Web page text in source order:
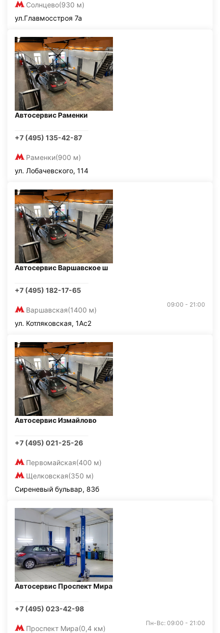
Солнцево(930 м)
ул.Главмосстроя 7а
Автосервис Раменки
+7 (495) 135-42-87
Раменки(900 м)
ул. Лобачевского, 114
Автосервис Варшавское ш
+7 (495) 182-17-65
Варшавская(1400 м)
09:00 - 21:00
ул. Котляковская, 1Ас2
Автосервис Измайлово
+7 (495) 021-25-26
Первомайская(400 м)
Щелковская(350 м)
Сиреневый бульвар, 83б
Автосервис Проспект Мира
+7 (495) 023-42-98
Проспект Мира(0,4 км)
Пн-Вс: 09:00 - 21:00